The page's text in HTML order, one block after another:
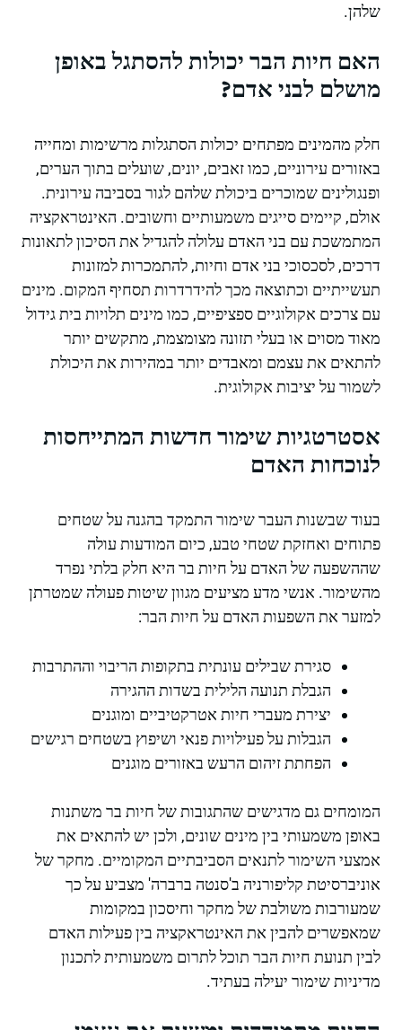
שלהן.
האם חיות הבר יכולות להסתגל באופן
מושלם לבני אדם?
חלק מהמינים מפתחים יכולות הסתגלות מרשימות ומחייה
באזורים עירוניים, כמו זאבים, יונים, שועלים בתוך הערים,
ופנגולינים שמוכרים ביכולת שלהם לגור בסביבה עירונית.
אולם, קיימים סייגים משמעותיים וחשובים. האינטראקציה
המתמשכת עם בני האדם עלולה להגדיל את הסיכון לתאונות
דרכים, לסכסוכי בני אדם וחיות, להתמכרות למזונות
תעשייתיים וכתוצאה מכך להידרדרות תסחיף המקום. מינים
עם צרכים אקולוגיים ספציפיים, כמו מינים תלויות בית גידול
מאוד מסוים או בעלי תזונה מצומצמת, מתקשים יותר
להתאים את עצמם ומאבדים יותר במהירות את היכולת
לשמור על יציבות אקולוגית.
אסטרטגיות שימור חדשות המתייחסות
לנוכחות האדם
בעוד שבשנות העבר שימור התמקד בהגנה על שטחים
פתוחים ואחזקת שטחי טבע, כיום המודעות עולה
שההשפעה של האדם על חיות בר היא חלק בלתי נפרד
מהשימור. אנשי מדע מציעים מגוון שיטות פעולה שמטרתן
למזער את השפעות האדם על חיות הבר:
סגירת שבילים עונתית בתקופות הריבוי וההתרבות
הגבלת תנועה הלילית בשדות ההגירה
יצירת מעברי חיות אטרקטיביים ומוגנים
הגבלות על פעילויות פנאי ושיפוץ בשטחים רגישים
הפחתת זיהום הרעש באזורים מוגנים
המומחים גם מדגישים שהתגובות של חיות בר משתנות
באופן משמעותי בין מינים שונים, ולכן יש להתאים את
אמצעי השימור לתנאים הסביבתיים המקומיים. מחקר של
אוניברסיטת קליפורניה ב'סנטה ברברה' מצביע על כך
שמעורבות משולבת של מחקר וחיסכון במקומות
שמאפשרים להבין את האינטראקציה בין פעילות האדם
לבין תנועת חיות הבר תוכל לתרום משמעותית לתכנון
מדיניות שימור יעילה בעתיד.